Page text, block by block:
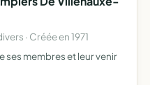
· Créée en 1971
ses membres et leur venir